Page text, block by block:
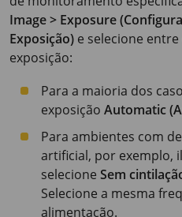
Image > Exposure
Exposição) e selecione
exposição:
Para a maioria dos
exposição Automatic
Para ambientes com
artificial, por exemplo,
selecione Sem
Selecione a mesma
alimentação.